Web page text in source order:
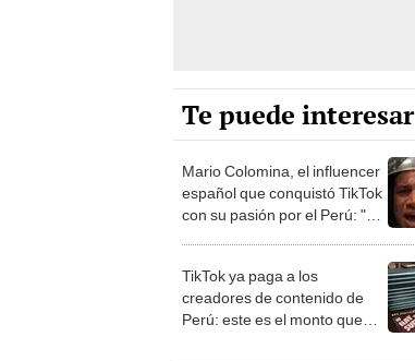
Te puede interesar
Mario Colomina, el influencer
español que conquistó TikTok
con su pasión por el Perú: "Mi
TikTok ya paga a los
creadores de contenido de
Perú: este es el monto que